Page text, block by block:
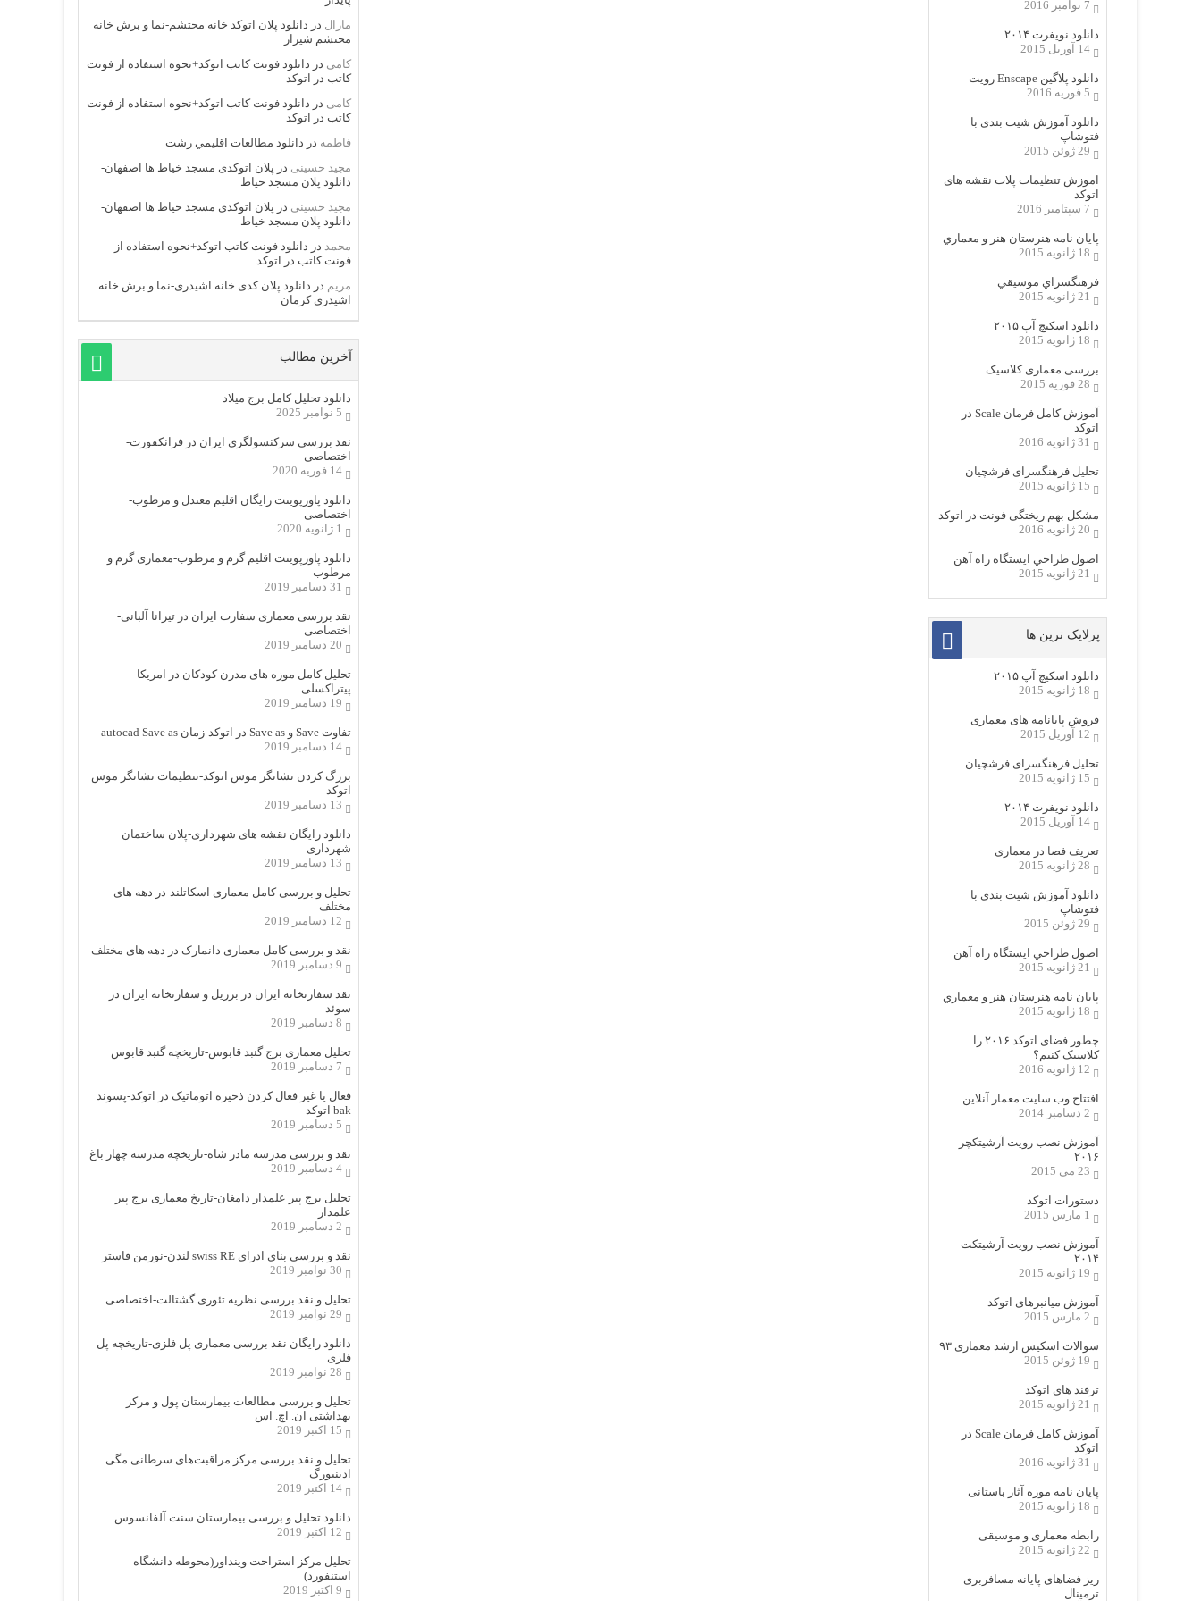
7 نوامبر 2016
دانلود نویفرت ۲۰۱۴
14 آوریل 2015
دانلود پلاگین Enscape رویت
5 فوریه 2016
دانلود آموزش شیت بندی با
فتوشاپ
29 ژوئن 2015
اموزش تنظیمات پلات نقشه های
اتوکد
7 سپتامبر 2016
پایان نامه هنرستان هنر و معماري
18 ژانویه 2015
فرهنگسراي موسيقي
21 ژانویه 2015
دانلود اسکیچ آپ ۲۰۱۵
18 ژانویه 2015
بررسی معماری کلاسیک
28 فوریه 2015
آموزش کامل فرمان Scale در
اتوکد
31 ژانویه 2016
تحلیل فرهنگسرای فرشچیان
15 ژانویه 2015
مشکل بهم ریختگی فونت در اتوکد
20 ژانویه 2016
اصول طراحي ایستگاه راه آهن
21 ژانویه 2015
پرلایک ترین ها
دانلود اسکیچ آپ ۲۰۱۵
18 ژانویه 2015
فروش پایانامه های معماری
12 آوریل 2015
تحلیل فرهنگسرای فرشچیان
15 ژانویه 2015
دانلود نویفرت ۲۰۱۴
14 آوریل 2015
تعریف فضا در معماری
28 ژانویه 2015
دانلود آموزش شیت بندی با
فتوشاپ
29 ژوئن 2015
اصول طراحي ایستگاه راه آهن
21 ژانویه 2015
پایان نامه هنرستان هنر و معماري
18 ژانویه 2015
چطور فضای اتوکد ۲۰۱۶ را
کلاسیک کنیم؟
12 ژانویه 2016
افتتاح وب سایت معمار آنلاین
2 دسامبر 2014
آموزش نصب رویت آرشیتکچر
۲۰۱۶
23 می 2015
دستورات اتوکد
1 مارس 2015
آموزش نصب رویت آرشیتکت
۲۰۱۴
19 ژانویه 2015
آموزش میانبرهای اتوکد
2 مارس 2015
سوالات اسکیس ارشد معماری ۹۳
19 ژوئن 2015
ترفند های اتوکد
21 ژانویه 2015
آموزش کامل فرمان Scale در
اتوکد
31 ژانویه 2016
پایان نامه موزه آثار باستانی
18 ژانویه 2015
رابطه معماری و موسیقی
22 ژانویه 2015
ریز فضاهای پایانه مسافربری
ترمینال
مارال در دانلود پلان اتوکد خانه محتشم-نما و برش خانه
محتشم شیراز
کامی در دانلود فونت کاتب اتوکد+نحوه استفاده از فونت
کاتب در اتوکد
کامی در دانلود فونت کاتب اتوکد+نحوه استفاده از فونت
کاتب در اتوکد
فاطمه در دانلود مطالعات اقليمي رشت
مجید حسینی در پلان اتوکدی مسجد خیاط ها اصفهان-
دانلود پلان مسجد خیاط
مجید حسینی در پلان اتوکدی مسجد خیاط ها اصفهان-
دانلود پلان مسجد خیاط
محمد در دانلود فونت کاتب اتوکد+نحوه استفاده از
فونت کاتب در اتوکد
مریم در دانلود پلان کدی خانه اشیدری-نما و برش خانه
اشیدری کرمان
آخرین مطالب
دانلود تحلیل کامل برج میلاد
5 نوامبر 2025
نقد بررسی سرکنسولگری ایران در فرانکفورت-
اختصاصی
14 فوریه 2020
دانلود پاورپوینت رایگان اقلیم معتدل و مرطوب-
اختصاصی
1 ژانویه 2020
دانلود پاورپوینت اقلیم گرم و مرطوب-معماری گرم و
مرطوب
31 دسامبر 2019
نقد بررسی معماری سفارت ایران در تیرانا آلبانی-
اختصاصی
20 دسامبر 2019
تحلیل کامل موزه های مدرن کودکان در امریکا-
پیتراکسلی
19 دسامبر 2019
تفاوت Save و Save as در اتوکد-زمان autocad Save as
14 دسامبر 2019
بزرگ کردن نشانگر موس اتوکد-تنظیمات نشانگر موس
اتوکد
13 دسامبر 2019
دانلود رایگان نقشه های شهرداری-پلان ساختمان
شهرداری
13 دسامبر 2019
تحلیل و بررسی کامل معماری اسکاتلند-در دهه های
مختلف
12 دسامبر 2019
نقد و بررسی کامل معماری دانمارک در دهه های مختلف
9 دسامبر 2019
نقد سفارتخانه ایران در برزیل و سفارتخانه ایران در
سوئد
8 دسامبر 2019
تحلیل معماری برج گنبد قابوس-تاریخچه گنبد قابوس
7 دسامبر 2019
فعال یا غیر فعال کردن ذخیره اتوماتیک در اتوکد-پسوند
bak اتوکد
5 دسامبر 2019
نقد و بررسی مدرسه مادر شاه-تاریخچه مدرسه چهار باغ
4 دسامبر 2019
تحلیل برج پیر علمدار دامغان-تاریخ معماری برج پیر
علمدار
2 دسامبر 2019
نقد و بررسی بنای ادرای swiss RE لندن-نورمن فاستر
30 نوامبر 2019
تحلیل و نقد بررسی نظریه تئوری گشتالت-اختصاصی
29 نوامبر 2019
دانلود رایگان نقد بررسی معماری پل فلزی-تاریخچه پل
فلزی
28 نوامبر 2019
تحلیل و بررسی مطالعات بیمارستان پول و مرکز
بهداشتی ان. اچ. اس
15 اکتبر 2019
تحلیل و نقد بررسی مرکز مراقبت‌های سرطانی مگی
ادینبورگ
14 اکتبر 2019
دانلود تحلیل و بررسی بیمارستان سنت آلفانسوس
12 اکتبر 2019
تحلیل مرکز استراحت وینداور(محوطه دانشگاه
استنفورد)
9 اکتبر 2019